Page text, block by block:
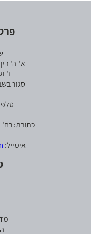
א'-ה' בין
ו'
סגור
טלפון: 052-
כתובת: רח' היקינטון
אימייל: